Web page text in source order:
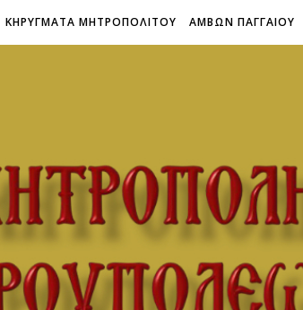
ΚΗΡΥΓΜΑΤΑ ΜΗΤΡΟΠΟΛΙΤΟΥ ΑΜΒΩΝ ΠΑΓΓΑΙΟΥ